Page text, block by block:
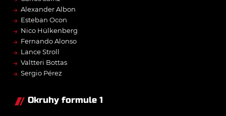
→ Alexander Albon
→ Esteban Ocon
→ Nico Hülkenberg
→ Fernando Alonso
→ Lance Stroll
→ Valtteri Bottas
→ Sergio Pérez
Okruhy formule 1